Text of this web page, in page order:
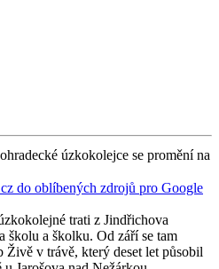
úzkokolejce se promění na
do oblíbených zdrojů pro Google
trati z Jindřichova
školu a školku. Od září se tam
v trávě, který deset let působil